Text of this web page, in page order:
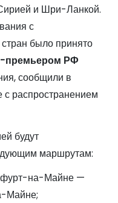
и Шри-Ланкой.
с
было принято
премьером РФ
сообщили в
распространением
будут
маршрутам:
на-Майне —
Майне;